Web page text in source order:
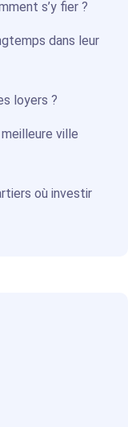
s’y fier ?
dans leur
loyers ?
ville
où investir